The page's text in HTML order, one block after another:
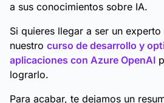
a sus conocimientos sobre IA.
Si quieres llegar a ser un
nuestro curso de desarrollo y
aplicaciones con Azure OpenAI
lograrlo.
Para acabar, te dejamos un